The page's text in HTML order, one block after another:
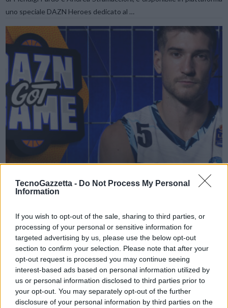
TecnoGazzetta - Do Not Process My Personal
Information
If you wish to opt-out of the sale, sharing to third parties, or
processing of your personal or sensitive information for
targeted advertising by us, please use the below opt-out
section to confirm your selection. Please note that after your
opt-out request is processed you may continue seeing
interest-based ads based on personal information utilized by
us or personal information disclosed to third parties prior to
your opt-out. You may separately opt-out of the further
disclosure of your personal information by third parties on the
VIEW POST
uno speciale DAZN Heroes dedicato al …
DAZN Got Game: De Nicolao ospite della terza
Anche questa settimana, torna l’esclusivo appuntamento di DAZN
Got Game con un nuovo ospite: Giovanni De Nicolao, capitano della
GeVi Napoli Basket. De Nicolao sarà ospite nella terza puntata del
vodcast condotto da Pierluigi Pardo insieme a Matteo Gandini.
Insieme …